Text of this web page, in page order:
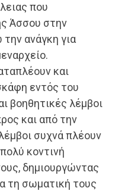
που
Άσσου στην
ανάγκη για
και
εντός του
βοηθητικές λέμβοι
και από την
συχνά πλέουν
κοντινή
δημιουργώντας
τη σωματική τους